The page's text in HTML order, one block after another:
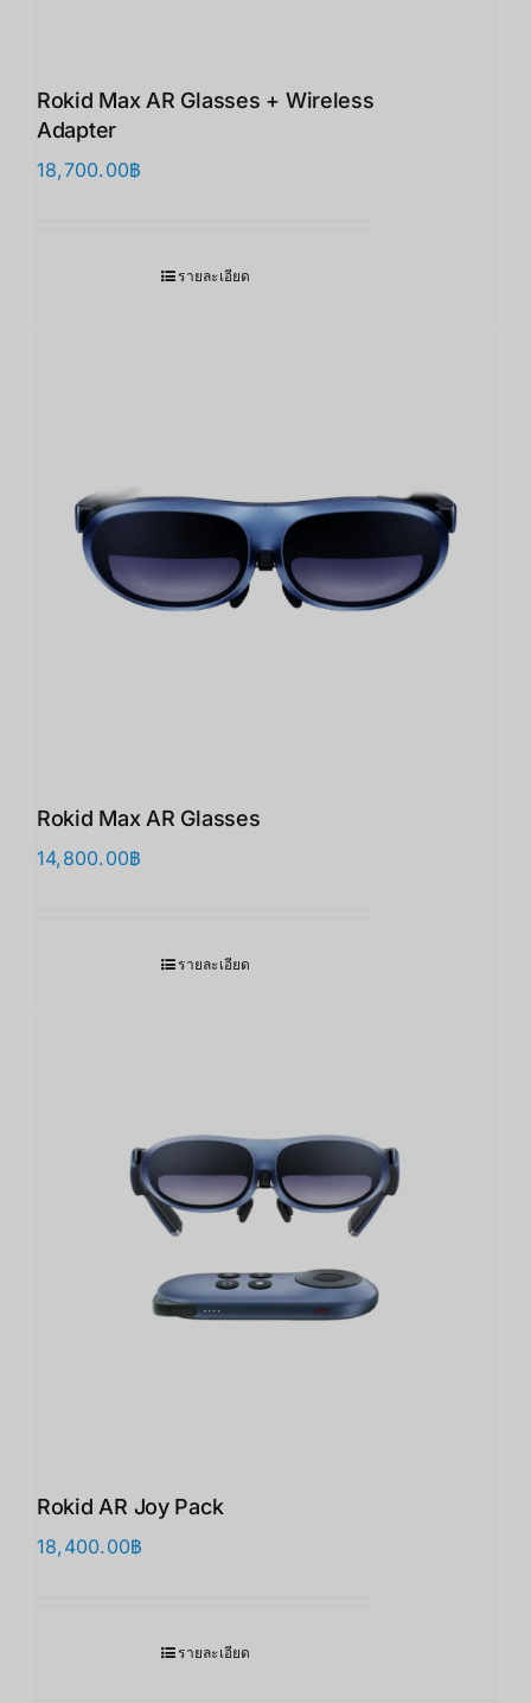
Rokid Max AR Glasses + Wireless
Adapter
18,700.00฿
รายละเอียด
Rokid Max AR Glasses
14,800.00฿
รายละเอียด
Rokid AR Joy Pack
18,400.00฿
รายละเอียด